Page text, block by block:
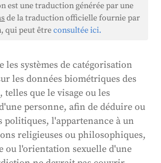
est une traduction générée par une
de la traduction officielle fournie par
qui peut êtreconsultée ici.
systèmes de catégorisation
les données biométriques des
telles que le visage ou les
personne, afin de déduire ou
l'appartenance à un
religieuses ou philosophiques,
ou l'orientation sexuelle d'une